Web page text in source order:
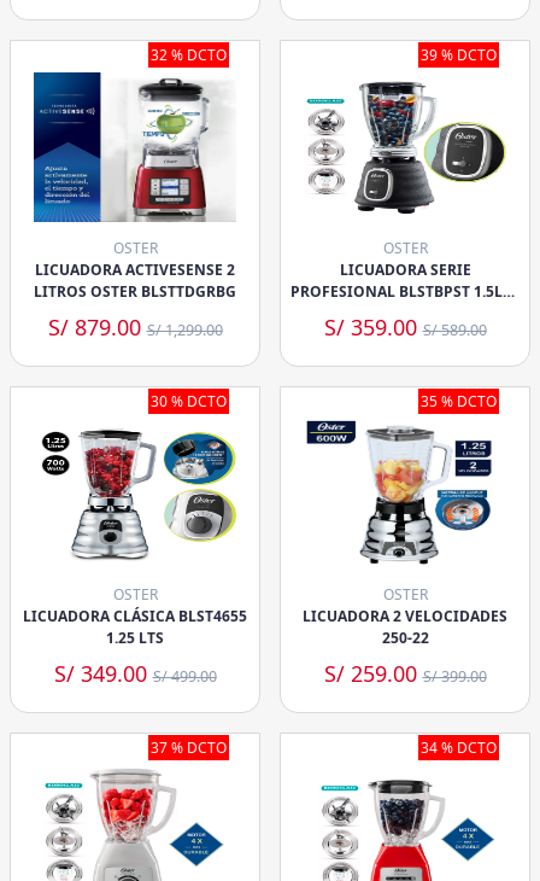
32 % DCTO
OSTER
LICUADORA ACTIVESENSE 2
LITROS OSTER BLSTTDGRBG
S/ 879.00S/ 1,299.00
39 % DCTO
OSTER
LICUADORA SERIE
PROFESIONAL BLSTBPST 1.5LTS
S/ 359.00S/ 589.00
30 % DCTO
OSTER
LICUADORA CLÁSICA BLST4655
1.25 LTS
S/ 349.00S/ 499.00
35 % DCTO
OSTER
LICUADORA 2 VELOCIDADES
250-22
S/ 259.00S/ 399.00
37 % DCTO 34 % DCTO